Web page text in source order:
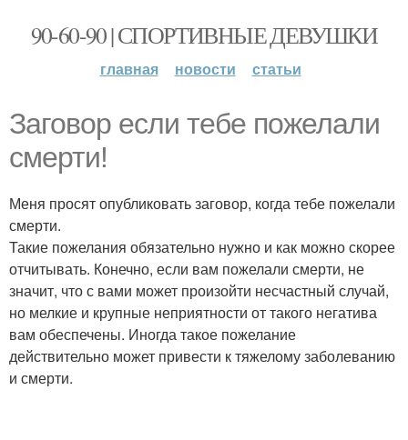
90-60-90 | СПОРТИВНЫЕ ДЕВУШКИ
главная новости статьи
Заговор если тебе пожелали
смерти!
Меня просят опубликовать заговор, когда тебе пожелали
смерти.
Такие пожелания обязательно нужно и как можно скорее
отчитывать. Конечно, если вам пожелали смерти, не
значит, что с вами может произойти несчастный случай,
но мелкие и крупные неприятности от такого негатива
вам обеспечены. Иногда такое пожелание
действительно может привести к тяжелому заболеванию
и смерти.